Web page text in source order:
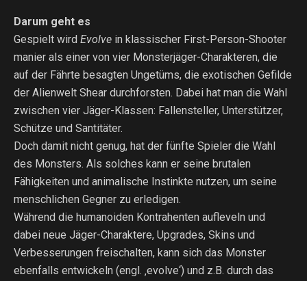
Darum geht es
Gespielt wird Evolve in klassischer First-Person-Shooter
manier als einer von vier Monsterjäger-Charakteren, die
auf der Fährte besagten Ungetüms, die exotischen Gefilde
der Alienwelt Shear durchforsten. Dabei hat man die Wahl
zwischen vier Jäger-Klassen: Fallensteller, Unterstützer,
Schütze und Santitäter.
Doch damit nicht genug, hat der fünfte Spieler die Wahl
des Monsters. Als solches kann er seine brutalen
Fähigkeiten und animalische Instinkte nutzen, um seine
menschlichen Gegner zu erledigen.
Während die humanoiden Kontrahenten aufleveln und
dabei neue Jäger-Charaktere, Upgrades, Skins und
Verbesserungen freischalten, kann sich das Monster
ebenfalls entwickeln (engl. ‚evolve‘) und z.B. durch das